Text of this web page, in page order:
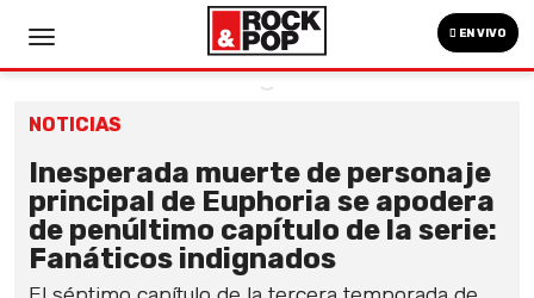
EN VIVO
NOTICIAS
Inesperada muerte de personaje
principal de Euphoria se apodera
de penúltimo capítulo de la serie:
Fanáticos indignados